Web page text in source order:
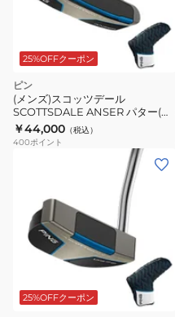
25%OFFクーポン
ピン
(メンズ)スコッツデール
SCOTTSDALE ANSER パター(ロ
フト3度)Stepless Steel
￥44,000 （税込）
400ポイント
25%OFFクーポン